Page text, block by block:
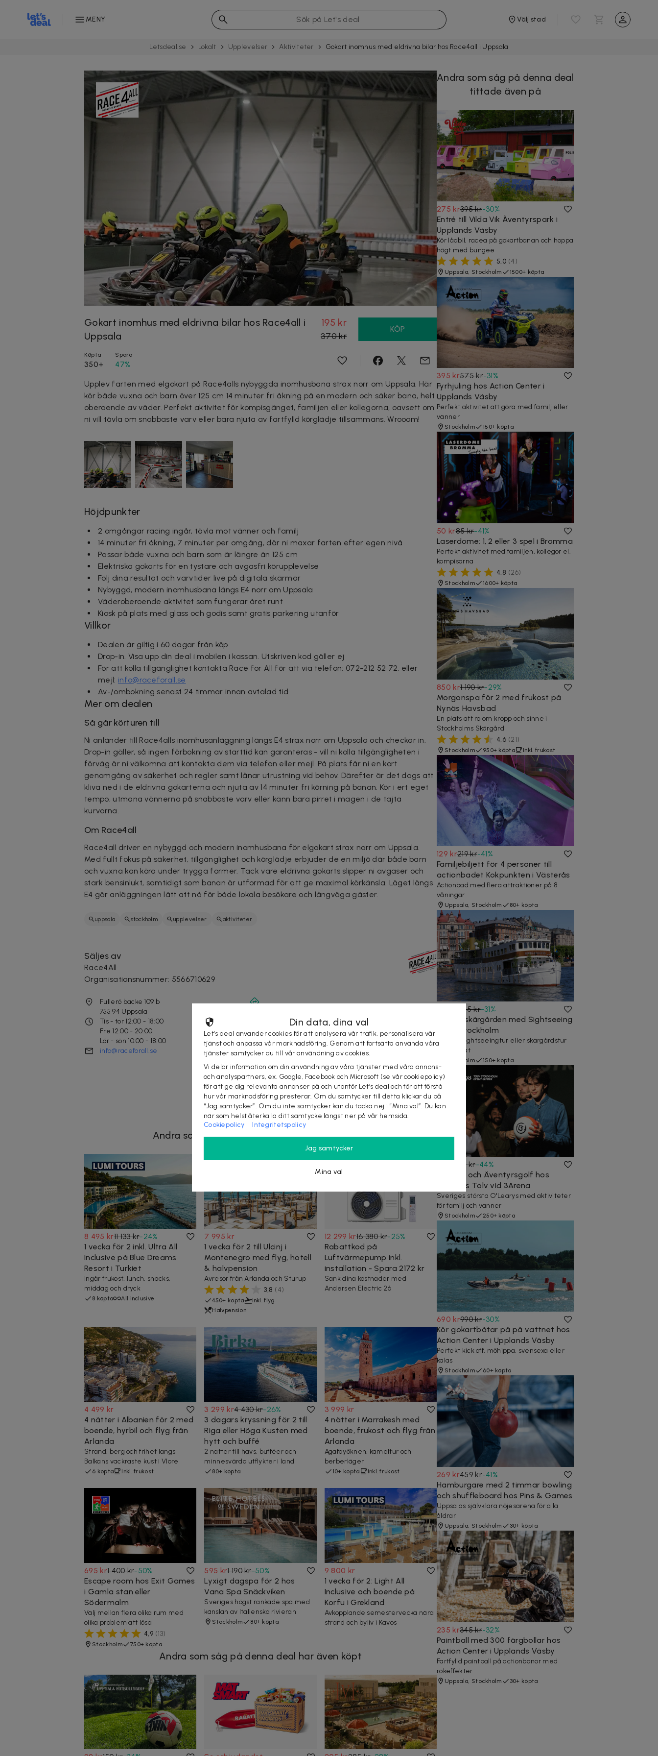
MENY Välj stad
Letsdeal.se Lokalt Upp­levelser Aktiviteter Gokart inomhus med eldrivna bilar hos Race4all i Uppsala
Gokart inomhus med eldrivna bilar hos Race4all i
Uppsala
195 kr
370 kr
KÖP
Köpta
350+
Spara
47%
Upplev farten med elgokart på Race4alls nybyggda inomhusbana strax norr om Uppsala. Här
kör både vuxna och barn över 125 cm 14 minuter fri åkning på en modern och säker bana, helt
oberoende av väder. Perfekt aktivitet för kompisgänget, familjen eller kollegorna, oavsett om
ni vill tävla om snabbaste varv eller bara njuta av fartfylld körglädje tillsammans. Wrooom!
Höjdpunkter
2 omgångar racing ingår, tävla mot vänner och familj
14 minuter fri åkning, 7 minuter per omgång, där ni maxar farten efter egen nivå
Passar både vuxna och barn som är längre än 125 cm
Elektriska gokarts för en tystare och avgasfri körupplevelse
Följ dina resultat och varvtider live på digitala skärmar
Nybyggd, modern inomhusbana längs E4 norr om Uppsala
Väderoberoende aktivitet som fungerar året runt
Kiosk på plats med glass och godis samt gratis parkering utanför
Villkor
Dealen är giltig i 60 dagar från köp
Drop-in. Visa upp din deal i mobilen i kassan. Utskriven kod gäller ej
För att kolla tillgänglighet kontakta Race for All för att via telefon: 072-212 52 72, eller
mejl: info@raceforall.se
Av-/ombokning senast 24 timmar innan avtalad tid
Mer om dealen
Så går körturen till
Ni anländer till Race4alls inomhusanläggning längs E4 strax norr om Uppsala och checkar in.
Drop-in gäller, så ingen förbokning av starttid kan garanteras - vill ni kolla tillgängligheten i
förväg är ni välkomna att kontakta dem via telefon eller mejl. På plats får ni en kort
genomgång av säkerhet och regler samt lånar utrustning vid behov. Därefter är det dags att
kliva ned i de eldrivna gokarterna och njuta av 14 minuter fri körning på banan. Kör i ert eget
tempo, utmana vännerna på snabbaste varv eller känn bara pirret i magen i de tajta
kurvorna.
Om Race4all
Race4all driver en nybyggd och modern inomhusbana för elgokart strax norr om Uppsala.
Med fullt fokus på säkerhet, tillgänglighet och körglädje erbjuder de en miljö där både barn
och vuxna kan köra under trygga former. Tack vare eldrivna gokarts slipper ni avgaser och
stark bensinlukt, samtidigt som banan är utformad för att ge maximal körkänsla. Läget längs
E4 gör anläggningen lätt att nå för både lokala besökare och långväga gäster.
uppsala stockholm upplevelser aktiviteter
Säljes av
Race4All
Organisationsnummer: 5566710629
Fullerö backe 109 b
755 94 Uppsala
Tis - tor 12:00 - 18:00
Fre 12:00 - 20:00
Lör - sön 10:00 - 18:00
info@raceforall.se
KÖP
Andra som kollat på dealen ovan tittar även på
8 495 kr11 133 kr-24%
1 vecka för 2 inkl. Ultra All
Inclusive på Blue Dreams
Resort i Turkiet
Ingår frukost, lunch, snacks,
middag och dryck
8 köpta All inclusive
7 995 kr
1 vecka för 2 till Ulcinj i
Montenegro med flyg, hotell
& halvpension
Avresor från Arlanda och Sturup
3,8 (4)
450+ köpta
Inkl. flyg
Halvpension
12 299 kr16 380 kr-25%
Rabattkod på
Luftvärmepump inkl.
installation - Spara 2172 kr
Sänk dina kostnader med
Andersen Electric 26
4 499 kr
4 nätter i Albanien för 2 med
boende, hyrbil och flyg från
Arlanda
Strand, berg och frihet längs
Balkans vackraste kust i Vlore
6 köpta Inkl. frukost
3 299 kr4 430 kr-26%
3 dagars kryssning för 2 till
Riga eller Höga Kusten med
hytt och buffé
2 nätter till havs, bufféer och
minnesvärda utflykter i land
80+ köpta
3 999 kr
4 nätter i Marrakesh med
boende, frukost och flyg från
Arlanda
Agafayöknen, kameltur och
berberläger
10+ köpta Inkl. frukost
695 kr1 400 kr-50%
Escape room hos Exit Games
i Gamla stan eller
Södermalm
Välj mellan flera olika rum med
olika problem att lösa
4,9 (13)
Stockholm 750+ köpta
595 kr1 190 kr-50%
Lyxigt dagspa för 2 hos
Vana Spa Snäckviken
Sveriges högst rankade spa med
känslan av Italienska rivieran
Stockholm 80+ köpta
9 800 kr
1 vecka för 2: Light All
Inclusive och boende på
Korfu i Grekland
Avkopplande semestervecka nära
strand och byliv i Kavos
Andra som såg på denna deal har även köpt
Andra som såg på denna deal
tittade även på
275 kr395 kr-30%
Entré till Vilda Vik Äventyrspark i
Upplands Väsby
Kör lådbil, racea på gokartbanan och hoppa
högt med bungee
5,0 (4)
Uppsala, Stockholm 1500+ köpta
395 kr575 kr-31%
Fyrhjuling hos Action Center i
Upplands Väsby
Perfekt aktivitet att göra med familj eller
vänner
Stockholm 150+ köpta
50 kr85 kr-41%
Laserdome: 1, 2 eller 3 spel i Bromma
Perfekt aktivitet med familjen, kollegor el.
kompisarna
4,8 (26)
Stockholm 1600+ köpta
850 kr1 190 kr-29%
Morgonspa för 2 med frukost på
Nynäs Havsbad
En plats att ro om kropp och sinne i
Stockholms Skärgård
4,6 (21)
Stockholm 950+ köpta Inkl. frukost
129 kr219 kr-41%
Familjebiljett för 4 personer till
actionbadet Kokpunkten i Västerås
Actionbad med flera attraktioner på 8
våningar
Uppsala, Stockholm 80+ köpta
275 kr-31%
En tur i skärgården med Sightseeing
Ride i Stockholm
Guidad sightseeingtur eller skärgårdstur
med elbåt
Stockholm 150+ köpta
135 kr-44%
Bowling och Äventyrsgolf hos
O'Learys Tolv vid 3Arena
Sveriges största O'Learys med aktiviteter
för familj och vänner
Stockholm 250+ köpta
690 kr990 kr-30%
Kör gokartbåtar på på vattnet hos
Action Center i Upplands Väsby
Perfekt kick off, möhippa, svensexa eller
kalas
Stockholm 60+ köpta
269 kr459 kr-41%
Hamburgare med 2 timmar bowling
och shuffleboard hos Pins & Games
Uppsalas självklara nöjesarena för alla
åldrar
Uppsala, Stockholm 30+ köpta
235 kr345 kr-32%
Paintball med 300 färgbollar hos
Action Center i Upplands Väsby
Fartfylld paintball på actionbanor med
rökeffekter
Uppsala, Stockholm 30+ köpta
Din data, dina val
Let’s deal använder cookies för att analysera vår trafik, personalisera vår
tjänst och anpassa vår marknadsföring. Genom att fortsätta använda våra
tjänster samtycker du till vår användning av cookies.
Vi delar information om din användning av våra tjänster med våra annons-
och analyspartners, ex. Google, Facebook och Microsoft (se vår cookiepolicy)
för att ge dig relevanta annonser på och utanför Let’s deal och för att förstå
hur vår marknadsföring presterar. Om du samtycker till detta klickar du på
“Jag samtycker”. Om du inte samtycker kan du tacka nej i “Mina val”. Du kan
när som helst återkalla ditt samtycke längst ner på vår hemsida.
Cookiepolicy
Integritetspolicy
Jag samtycker
Mina val